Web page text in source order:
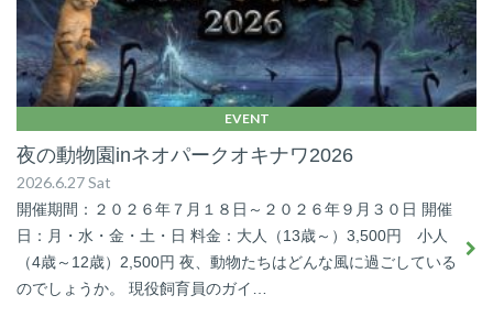
EVENT
夜の動物園inネオパークオキナワ2026
2026.6.27 Sat
開催期間：２０２６年７月１８日～２０２６年９月３０日 開催
日：月・水・金・土・日 料金：大人（13歳～）3,500円 小人
（4歳～12歳）2,500円 夜、動物たちはどんな風に過ごしている
のでしょうか。 現役飼育員のガイ…